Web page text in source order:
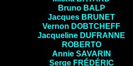
Bruno BALP
Jacques BRUNET
Vernon DOBTCHEFF
Jacqueline DUFRANNE
ROBERTO
Annie SAVARIN
Serge FRÉDÉRIC